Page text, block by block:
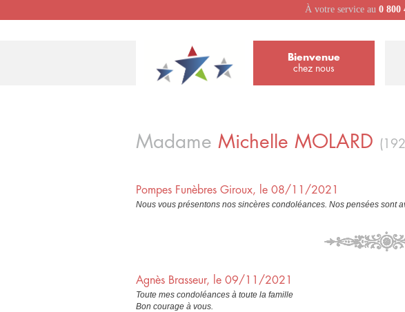
À votre service au 0 800
Bienvenue
chez nous
Madame Michelle MOLARD
Pompes Funèbres Giroux, le 08/11/2021
Nous vous présentons nos sincères condoléances. Nos pensées sont
Agnès Brasseur, le 09/11/2021
Toute mes condoléances à toute la famille
Bon courage à vous.